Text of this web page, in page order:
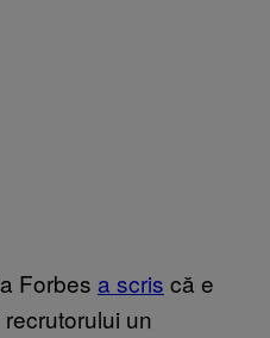
Forbes a scris că e
un